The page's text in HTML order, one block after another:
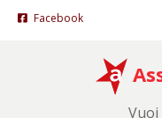
Facebook
Vuoi